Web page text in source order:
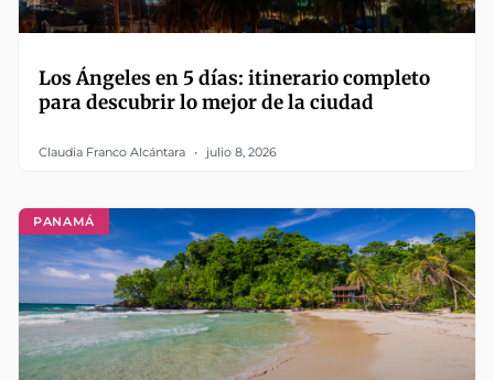
Los Ángeles en 5 días: itinerario completo
para descubrir lo mejor de la ciudad
Claudia Franco Alcántara julio 8, 2026
PANAMÁ